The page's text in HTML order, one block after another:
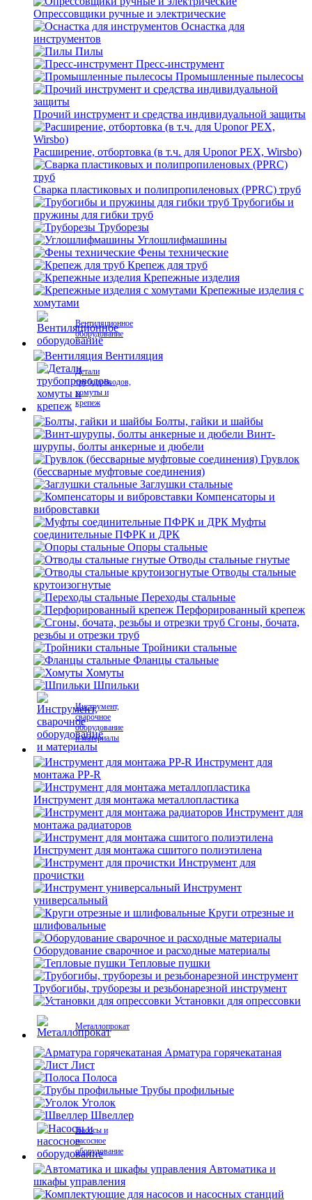
Опрессовщики ручные и электрические
Оснастка для
инструментов
Пилы
Пресс-инструмент
Промышленные пылесосы
Прочий инструмент и средства индивидуальной защиты
Расширение, отбортовка (в т.ч. для Uponor PEX, Wirsbo)
Сварка пластиковых и полипропиленовых (PPRC) труб
Трубогибы и
пружины для гибки труб
Труборезы
Углошлифмашины
Фены технические
Крепеж для труб
Крепежные изделия
Крепежные изделия с
хомутами
Вентиляционное
оборудование
Вентиляция
Детали
трубопроводов,
хомуты и
крепеж
Болты, гайки и шайбы
Винт-
шурупы, болты анкерные и дюбели
Грувлок
(бессварные муфтовые соединения)
Заглушки стальные
Компенсаторы и
вибровставки
Муфты
соединительные ПФРК и ДРК
Опоры стальные
Отводы стальные гнутые
Отводы стальные
крутоизогнутые
Переходы стальные
Перфорированный крепеж
Сгоны, бочата,
резьбы и отрезки труб
Тройники стальные
Фланцы стальные
Хомуты
Шпильки
Инструмент,
сварочное
оборудование
и материалы
Инструмент для
монтажа PP-R
Инструмент для монтажа металлопластика
Инструмент для
монтажа радиаторов
Инструмент для монтажа сшитого полиэтилена
Инструмент для
прочистки
Инструмент
универсальный
Круги отрезные и
шлифовальные
Оборудование сварочное и расходные материалы
Тепловые пушки
Трубогибы, труборезы и резьбонарезной инструмент
Установки для опрессовки
Металлопрокат
Арматура горячекатаная
Лист
Полоса
Трубы профильные
Уголок
Швеллер
Насосы и
насосное
оборудование
Автоматика и
шкафы управления